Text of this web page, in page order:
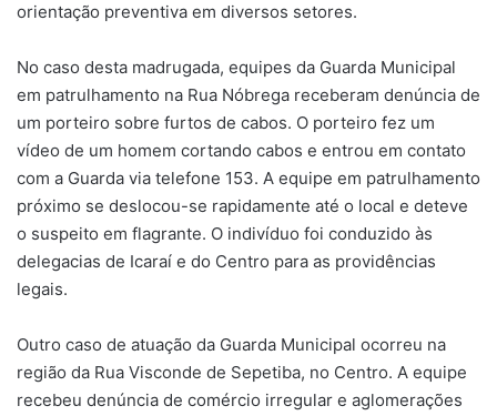
orientação preventiva em diversos setores.
No caso desta madrugada, equipes da Guarda Municipal
em patrulhamento na Rua Nóbrega receberam denúncia de
um porteiro sobre furtos de cabos. O porteiro fez um
vídeo de um homem cortando cabos e entrou em contato
com a Guarda via telefone 153. A equipe em patrulhamento
próximo se deslocou-se rapidamente até o local e deteve
o suspeito em flagrante. O indivíduo foi conduzido às
delegacias de Icaraí e do Centro para as providências
legais.
Outro caso de atuação da Guarda Municipal ocorreu na
região da Rua Visconde de Sepetiba, no Centro. A equipe
recebeu denúncia de comércio irregular e aglomerações